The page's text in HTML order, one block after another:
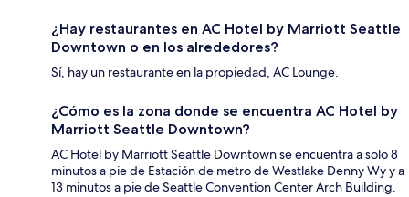
¿Hay restaurantes en AC Hotel by Marriott Seattle
Downtown o en los alrededores?
Sí, hay un restaurante en la propiedad, AC Lounge.
¿Cómo es la zona donde se encuentra AC Hotel by
Marriott Seattle Downtown?
AC Hotel by Marriott Seattle Downtown se encuentra a solo 8
minutos a pie de Estación de metro de Westlake Denny Wy y a
13 minutos a pie de Seattle Convention Center Arch Building.